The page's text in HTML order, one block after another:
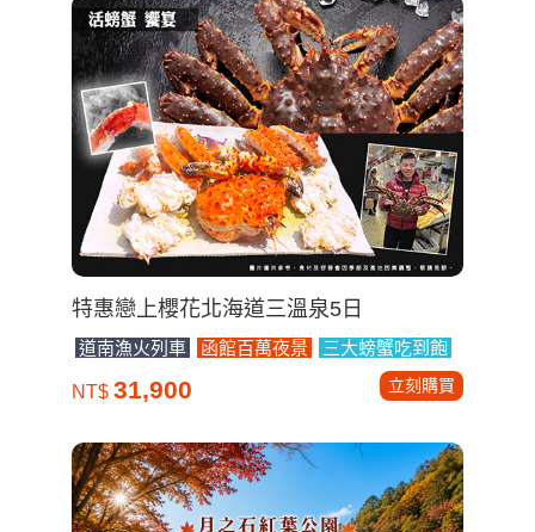
特惠戀上櫻花北海道三溫泉5日
道南漁火列車 函館百萬夜景 三大螃蟹吃到飽
NT$ 31,900 立刻購買